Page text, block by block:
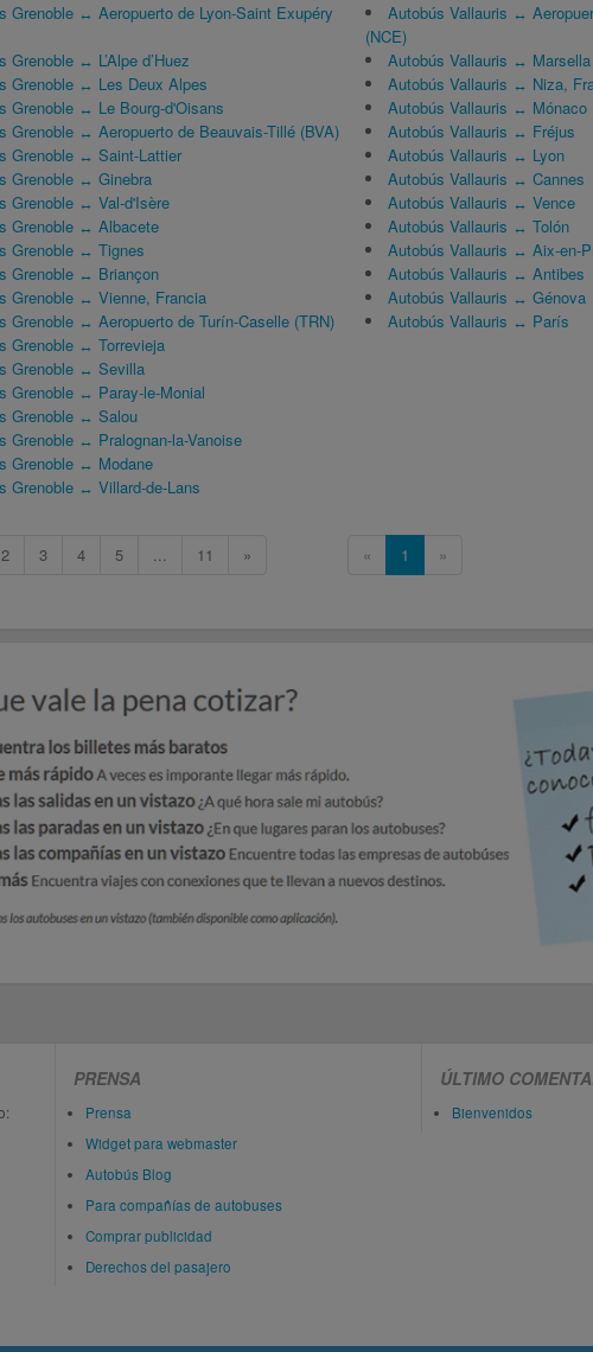
Grenoble ↔ Aeropuerto de Lyon-Saint Exupéry
Grenoble ↔ L’Alpe d’Huez
Grenoble ↔ Les Deux Alpes
Grenoble ↔ Le Bourg-d'Oisans
Grenoble ↔ Aeropuerto de Beauvais-Tillé (BVA)
Grenoble ↔ Saint-Lattier
Grenoble ↔ Ginebra
Grenoble ↔ Val-d'Isère
Grenoble ↔ Albacete
Grenoble ↔ Tignes
Grenoble ↔ Briançon
Grenoble ↔ Vienne, Francia
Grenoble ↔ Aeropuerto de Turín-Caselle (TRN)
Grenoble ↔ Torrevieja
Grenoble ↔ Sevilla
Grenoble ↔ Paray-le-Monial
Grenoble ↔ Salou
Grenoble ↔ Pralognan-la-Vanoise
Grenoble ↔ Modane
Grenoble ↔ Villard-de-Lans
2 3 4 5 ... 11 »
Autobús Vallauris ↔
(NCE)
Autobús Vallauris ↔ Marsella
Autobús Vallauris ↔ Niza,
Autobús Vallauris ↔ Mónaco
Autobús Vallauris ↔ Fréjus
Autobús Vallauris ↔ Lyon
Autobús Vallauris ↔ Cannes
Autobús Vallauris ↔ Vence
Autobús Vallauris ↔ Tolón
Autobús Vallauris ↔ Aix-en-
Autobús Vallauris ↔ Antibes
Autobús Vallauris ↔ Génova
Autobús Vallauris ↔ París
« 1 »
PRENSA
Prensa
Widget para webmaster
Autobús Blog
Para compañías de autobuses
Comprar publicidad
Derechos del pasajero
ÚLTIMO
Bienvenidos